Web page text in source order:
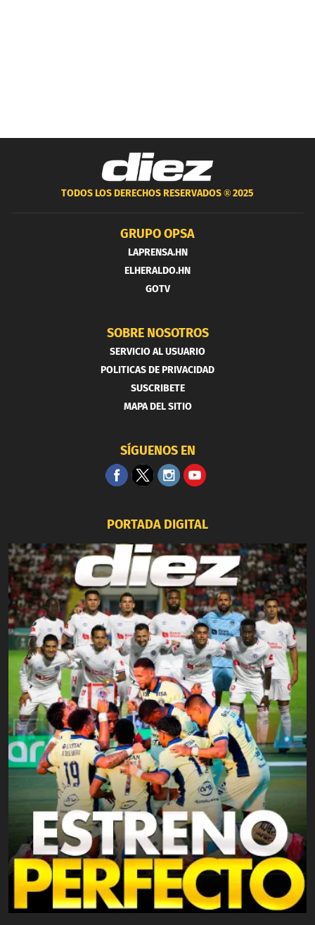
TODOS LOS DERECHOS RESERVADOS ®2025
GRUPO OPSA
LAPRENSA.HN
ELHERALDO.HN
GOTV
SOBRE NOSOTROS
SERVICIO AL USUARIO
POLITICAS DE PRIVACIDAD
SUSCRIBETE
MAPA DEL SITIO
SÍGUENOS EN
PORTADA DIGITAL